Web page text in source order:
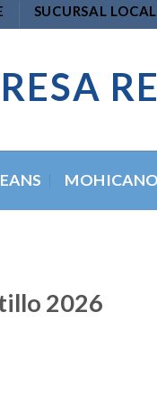
SUCURSAL
MOHICANO
2026